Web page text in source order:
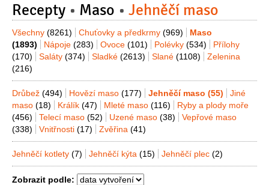
Recepty Maso Jehněčí maso
Všechny (8261) Chuťovky a předkrmy (969)
Maso
(1893)
Nápoje (283) Ovoce (101) Polévky (534)
Přílohy
(170)
Saláty (374) Sladké (2613) Slané (1108)
Zelenina
(216)
Drůbež (494) Hovězí maso (177) Jehněčí maso (55)
Jiné
maso (18) Králík (47) Mleté maso (116)
Ryby a plody moře
(456)
Telecí maso (52) Uzené maso (38)
Vepřové maso
(338)
Vnitřnosti (17) Zvěřina (41)
Jehněčí kotlety (7) Jehněčí kýta (15) Jehněčí plec (2)
Zobrazit podle: